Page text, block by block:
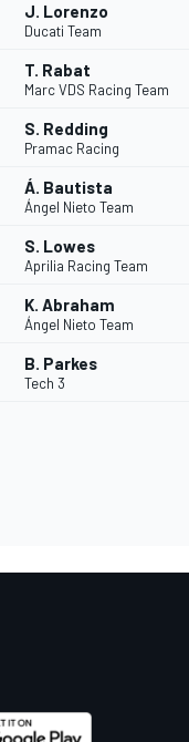
J. Lorenzo
Ducati Team
T. Rabat
Marc VDS Racing Team
S. Redding
Pramac Racing
Á. Bautista
Ángel Nieto Team
S. Lowes
Aprilia Racing Team
K. Abraham
Ángel Nieto Team
B. Parkes
Tech 3